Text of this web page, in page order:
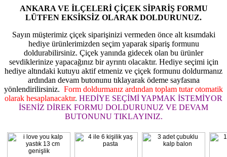
ANKARA VE İLÇELERİ ÇİÇEK SİPARİŞ FORMU
LÜTFEN EKSİKSİZ OLARAK DOLDURUNUZ.
Sayın müşterimiz çiçek siparişinizi vermeden önce alt kısımdaki
hediye ürünlerimizden seçim yaparak sipariş formunu
doldurabilirsiniz. Çiçek yanında gidecek olan bu ürünler
sevdiklerinize yapacağınız bir ayrıntı olacaktır. Hediye seçimi için
hediye altındaki kutuyu aktif etmeniz ve çiçek formunu doldurmanız
ardından devam butonunu tıklayarak ödeme sayfasına
yönlendirilirsiniz. Form doldurmanız ardından toplam tutar otomatik
olarak hesaplanacaktır. HEDİYE SEÇİMİ YAPMAK İSTEMİYOR
İSENİZ DİREK FORMU DOLDURUNUZ VE DEVAM
BUTONUNU TIKLAYINIZ.